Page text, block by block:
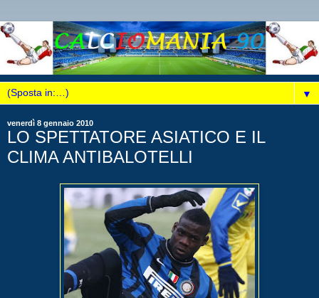
▼
venerdì 8 gennaio 2010
LO SPETTATORE ASIATICO E IL
CLIMA ANTIBALOTELLI